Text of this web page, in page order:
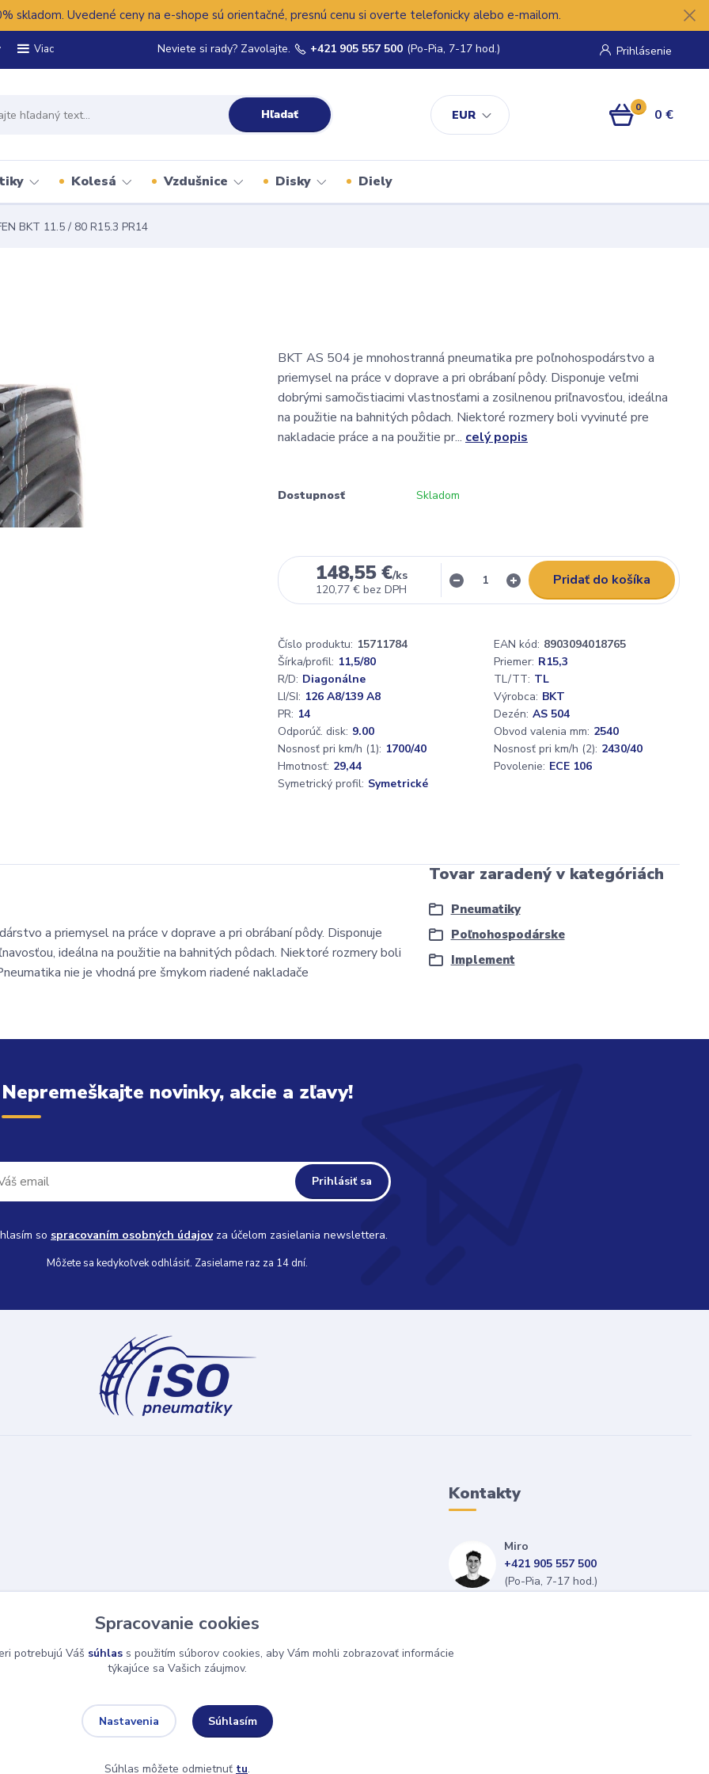
skladom. Uvedené ceny na e-shope sú orientačné, presnú cenu si overte telefonicky alebo e-mailom.
Viac
EUR
Prihlásenie
Hľadať
Neviete si rady? Zavolajte. +421 905 557 500 (Po-Pia, 7-17 hod.)
0 0 €
Kolesá Vzdušnice Disky Diely
BKT 11.5 / 80 R15.3 PR14
BKT AS 504 je mnohostranná pneumatika pre poľnohospodárstvo a
priemysel na práce v doprave a pri obrábaní pôdy. Disponuje veľmi
dobrými samočistiacimi vlastnosťami a zosilnenou priľnavosťou, ideálna
na použitie na bahnitých pôdach. Niektoré rozmery boli vyvinuté pre
nakladacie práce a na použitie pr... celý popis
Dostupnosť Skladom
148,55 €/ks
120,77 € bez DPH
Pridať do košíka
Číslo produktu: 15711784 EAN kód: 8903094018765
Šírka/profil: 11,5/80 Priemer: R15,3
R/D: Diagonálne TL/TT: TL
LI/SI: 126 A8/139 A8 Výrobca: BKT
PR: 14 Dezén: AS 504
Odporúč. disk: 9.00 Obvod valenia mm: 2540
Nosnosť pri km/h (1): 1700/40 Nosnosť pri km/h (2): 2430/40
Hmotnosť: 29,44 Povolenie: ECE 106
Symetrický profil: Symetrické
a priemysel na práce v doprave a pri obrábaní pôdy. Disponuje
ideálna na použitie na bahnitých pôdach. Niektoré rozmery boli
nie je vhodná pre šmykom riadené nakladače
Tovar zaradený v kategóriách
Pneumatiky
Poľnohospodárske
Implement
Nepremeškajte novinky, akcie a zľavy!
Prihlásiť sa
so spracovaním osobných údajovza účelom zasielania newslettera.
Môžete sa kedykoľvek odhlásiť. Zasielame raz za 14 dní.
Kontakty
Miro
+421 905 557 500
(Po-Pia, 7-17 hod.)
Spracovanie cookies
potrebujú Váš súhlas s použitím súborov cookies, aby Vám mohli zobrazovať informácie
týkajúce sa Vašich záujmov.
Nastavenia Súhlasím
Súhlas môžete odmietnuť tu.